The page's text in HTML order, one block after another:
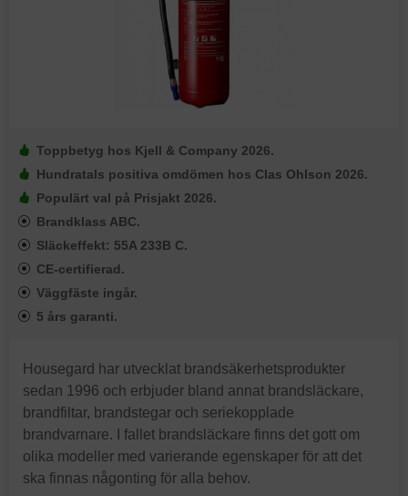
Toppbetyg hos Kjell & Company 2026.
Hundratals positiva omdömen hos Clas Ohlson 2026.
Populärt val på Prisjakt 2026.
Brandklass ABC.
Släckeffekt: 55A 233B C.
CE-certifierad.
Väggfäste ingår.
5 års garanti.
Housegard har utvecklat brandsäkerhetsprodukter
sedan 1996 och erbjuder bland annat brandsläckare,
brandfiltar, brandstegar och seriekopplade
brandvarnare. I fallet brandsläckare finns det gott om
olika modeller med varierande egenskaper för att det
ska finnas någonting för alla behov.